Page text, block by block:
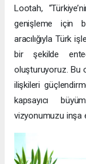
Lootah,
genişleme için
aracılığıyla Türk
bir şekilde
oluşturuyoruz. Bu
ilişkileri
kapsayıcı
vizyonumuzu inşa